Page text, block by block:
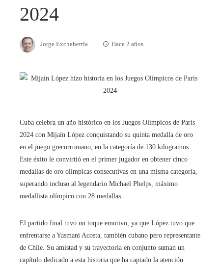
2024
Jorge Excheberria Hace 2 años
Cuba celebra un año histórico en los Juegos Olímpicos de París
2024 con Mijaín López conquistando su quinta medalla de oro
en el juego grecorromano, en la categoría de 130 kilogramos.
Este éxito le convirtió en el primer jugador en obtener cinco
medallas de oro olímpicas consecutivas en una misma categoría,
superando incluso al legendario Michael Phelps, máximo
medallista olímpico con 28 medallas.
El partido final tuvo un toque emotivo, ya que López tuvo que
enfrentarse a Yasmani Acosta, también cubano pero representante
de Chile. Su amistad y su trayectoria en conjunto suman un
capítulo dedicado a esta historia que ha captado la atención